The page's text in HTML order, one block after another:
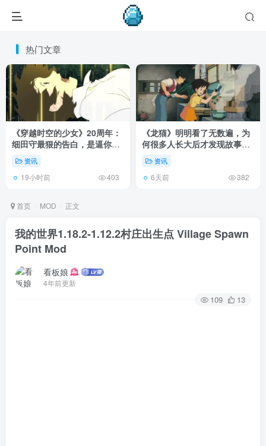
热门文章
《穿越时空的少女》20周年：
细田守最狠的告白，是逼你承
认有些夏天回不去了！
资讯
19小时前 403
《龙猫》明明看了无数遍，为
何很多人长大后才发现故事根
本不在 1988 年！
资讯
6天前 382
首页 MOD 正文
我的世界1.18.2-1.12.2村庄出生点 Village Spawn
Point Mod
看板娘
4年前更新
109 13